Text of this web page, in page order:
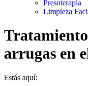
Presoterapia
Limpieza
arrugas en
Estás aquí: